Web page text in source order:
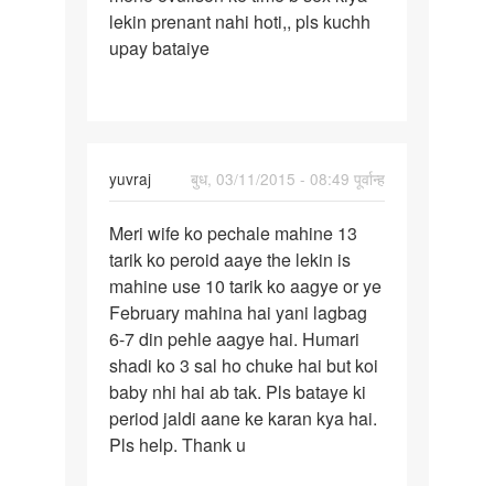
lekin prenant nahi hoti,, pls kuchh
upay bataiye
yuvraj
बुध, 03/11/2015 - 08:49 पूर्वान्ह
Meri
wife
ko
pechale
mahine
Meri wife ko pechale mahine 13
tarik ko peroid aaye the lekin is
mahine use 10 tarik ko aagye or ye
February mahina hai yani lagbag
6-7 din pehle aagye hai. Humari
shadi ko 3 sal ho chuke hai but koi
baby nhi hai ab tak. Pls bataye ki
period jaldi aane ke karan kya hai.
Pls help. Thank u